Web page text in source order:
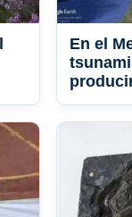
En el